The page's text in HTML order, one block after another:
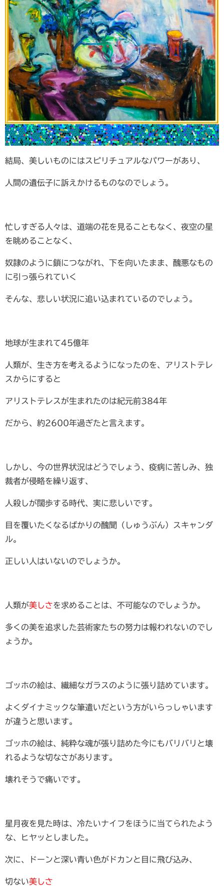
結局、美しいものにはスピリチュアルなパワーがあり、
人間の遺伝子に訴えかけるものなのでしょう。
忙しすぎる人々は、道端の花を見ることもなく、夜空の星
を眺めることなく、
奴隷のように鎖につながれ、下を向いたまま、醜悪なもの
に引っ張られていく
そんな、悲しい状況に追い込まれているのでしょう。
地球が生まれて45億年
人類が、生き方を考えるようになったのを、アリストテレ
スからにすると
アリストテレスが生まれたのは紀元前384年
だから、約2600年過ぎたと言えます。
しかし、今の世界状況はどうでしょう、疫病に苦しみ、独
裁者が侵略を繰り返す、
人殺しが闊歩する時代、実に悲しいです。
目を覆いたくなるばかりの醜聞（しゅうぶん）スキャンダ
ル。
正しい人はいないのでしょうか。
人類が美しさを求めることは、不可能なのでしょうか。
多くの美を追求した芸術家たちの努力は報われないのでし
ょうか。
ゴッホの絵は、繊細なガラスのように張り詰めています。
よくダイナミックな筆遣いだという方がいらっしゃいます
が違うと思います。
ゴッホの絵は、純粋な魂が張り詰めた今にもバリバリと壊
れるような切なさがあります。
壊れそうで痛いです。
星月夜を見た時は、冷たいナイフをほうに当てられたよう
な、ヒヤッとしました。
次に、ドーンと深い青い色がドカンと目に飛び込み、
切ない美しさ